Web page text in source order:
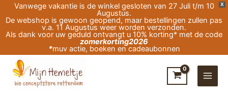
X
Vanwege vakantie is de winkel gesloten van 27 Juli t/m 10
Augustus.
De webshop is gewoon geopend, maar bestellingen zullen pas
v.a. 11 Augustus weer worden verzonden.
Als dank voor uw geduld ontvangt u 10% korting* met de code
zomerkorting2026
*muv actie, boeken en cadeaubonnen
naar
de